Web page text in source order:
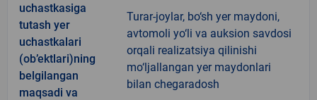
uchastkasiga
tutash yer
uchastkalari
(ob’ektlari)ning
belgilangan
maqsadi va
Turar-joylar, bo‘sh yer maydoni,
avtomoli yo‘li va auksion savdosi
orqali realizatsiya qilinishi
mo‘ljallangan yer maydonlari
bilan chegaradosh